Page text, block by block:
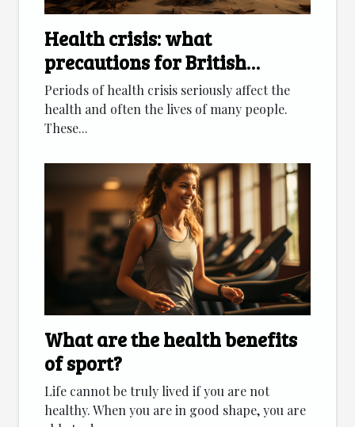
Health crisis: what
precautions for British
citizens going on vacation?
Periods of health crisis seriously affect the
health and often the lives of many people.
These...
What are the health benefits
of sport?
Life cannot be truly lived if you are not
healthy. When you are in good shape, you are